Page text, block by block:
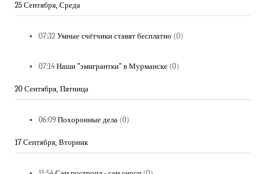
25 Сентября, Среда
07:32 Умные счётчики ставят бесплатно (0)
07:14 Наши "эмигрантки" в Мурманске (0)
20 Сентября, Пятница
06:09 Похоронные дела (0)
17 Сентября, Вторник